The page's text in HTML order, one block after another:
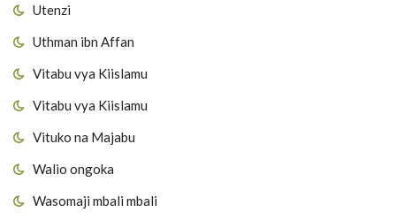
Utenzi
Uthman ibn Affan
Vitabu vya Kiislamu
Vitabu vya Kiislamu
Vituko na Majabu
Walio ongoka
Wasomaji mbali mbali